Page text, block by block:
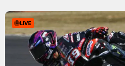
LIVE